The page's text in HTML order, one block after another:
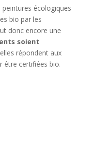
écologiques
bio par les
donc encore une
soient
répondent aux
être certifiées bio.